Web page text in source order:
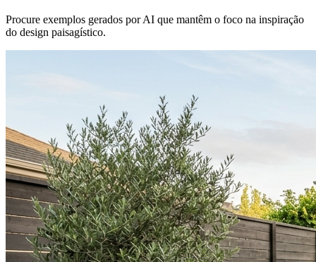
Procure exemplos gerados por AI que mantêm o foco na inspiração
do design paisagístico.